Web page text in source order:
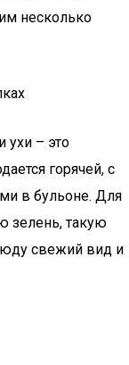
несколько
ухи – это
горячей, с
в бульоне. Для
зелень, такую
свежий вид и